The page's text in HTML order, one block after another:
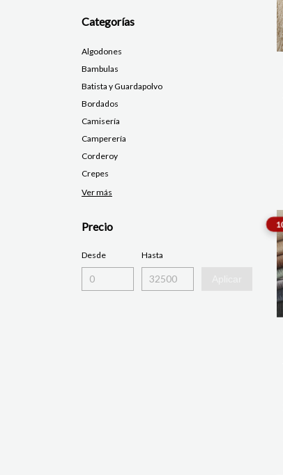
Categorías
Algodones
Bambulas
Batista y Guardapolvo
Bordados
Camisería
Camperería
Corderoy
Crepes
Ver más
Precio
Desde Hasta